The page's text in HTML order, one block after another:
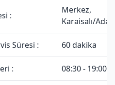
:
Merkez,
Karaisalı/
Süresi : 60 dakika
: 08:30 - 19:00